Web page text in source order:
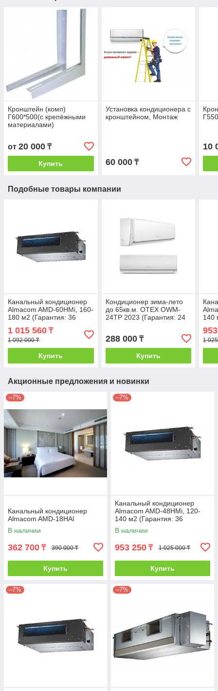
Кронштейн (комп)
Г600*500(с крепёжными
материалами)
от 20 000 ₸
Купить
Установка кондиционера с
кронштейном, Монтаж
60 000₸
10
Подобные товары компании
Канальный кондиционер
Almacom AMD-60HMi, 160-
180 м2 (Гарантия: 36
1 015 560 ₸
1 092 000 ₸
Купить
Кондиционер зима-лето
до 65кв.м. OTEX OWM-
24TP 2023 (Гарантия: 24
288 000₸
Купить
140
1
Акционные предложения и новинки
–7%
Канальный кондиционер
Almacom AМD-18HАI
В наличии
362 700 ₸ 390 000 ₸
Купить
–7%
Канальный кондиционер
Almacom AMD-48HМi, 120-
140 м2 (Гарантия: 36
месяцев)
В наличии
953 250 ₸ 1 025 000 ₸
Купить
–7% –7%